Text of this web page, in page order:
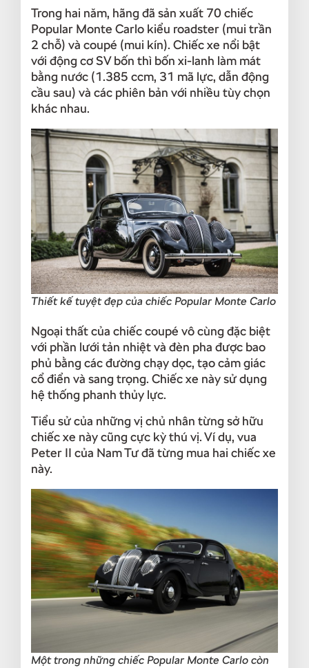
Trong hai năm, hãng đã sản xuất 70 chiếc
Popular Monte Carlo kiểu roadster (mui trần
2 chỗ) và coupé (mui kín). Chiếc xe nổi bật
với động cơ SV bốn thì bốn xi-lanh làm mát
bằng nước (1.385 ccm, 31 mã lực, dẫn động
cầu sau) và các phiên bản với nhiều tùy chọn
khác nhau.
Thiết kế tuyệt đẹp của chiếc Popular Monte Carlo
Ngoại thất của chiếc coupé vô cùng đặc biệt
với phần lưới tản nhiệt và đèn pha được bao
phủ bằng các đường chạy dọc, tạo cảm giác
cổ điển và sang trọng. Chiếc xe này sử dụng
hệ thống phanh thủy lực.
Tiểu sử của những vị chủ nhân từng sở hữu
chiếc xe này cũng cực kỳ thú vị. Ví dụ, vua
Peter II của Nam Tư đã từng mua hai chiếc xe
này.
Một trong những chiếc Popular Monte Carlo còn